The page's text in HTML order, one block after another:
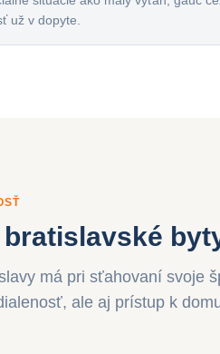
už v dopyte.
bratislavské
má pri sťahovaní svoje
ale aj prístup k